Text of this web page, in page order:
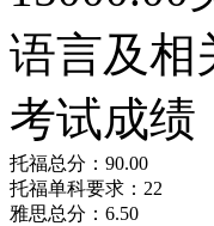
儿的图
馆，所
册藏书
语言及相
考试成绩
托福总分：90.00
托福单科要求：22
雅思总分：6.50